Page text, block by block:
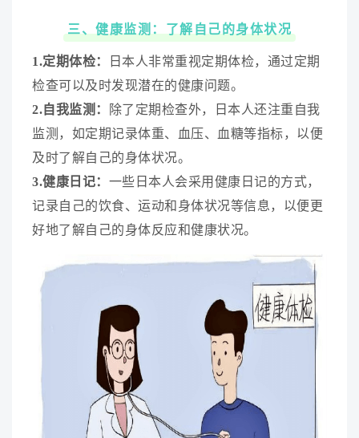
三、健康监测：了解自己的身体状况
1.定期体检：
日本人非常重视定期体检，通过定期
检查可以及时发现潜在的健康问题。
2.自我监测：
除了定期检查外，日本人还注重自我
监测，如定期记录体重、血压、血糖等指标，以便
及时了解自己的身体状况。
3.健康日记： 一些日本人会采用健康日记的方式，
记录自己的饮食、运动和身体状况等信息，以便更
好地了解自己的身体反应和健康状况。